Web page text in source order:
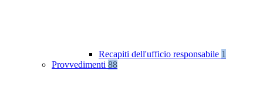
Recapiti dell'ufficio responsabile 1
Provvedimenti 88